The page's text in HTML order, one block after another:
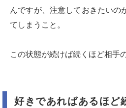
んですが、注意しておきたいの
てしまうこと。
この状態が続けば続くほど相手
好きであればあるほど